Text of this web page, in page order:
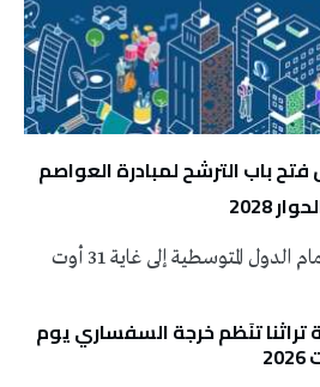
تواصل فتح باب الترشح لمبادرة العواصم
2028
يتواصل فتح باب الترشح أمام الدول المتوسطية إلى غاية 31 أوت
تنَظم خرجة السفساري يوم